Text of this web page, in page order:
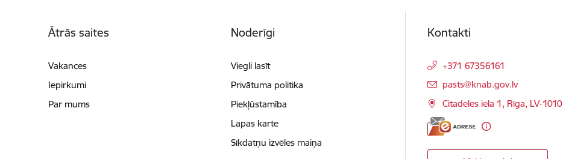
Ātrās saites
Vakances
Iepirkumi
Par mums
Noderīgi
Viegli lasīt
Privātuma politika
Piekļūstamība
Lapas karte
Sīkdatņu izvēles maiņa
Kontakti
+371 67356161
E-pasts:
pasts@knab.gov.lv
Citadeles iela 1, Rīga, LV-1010